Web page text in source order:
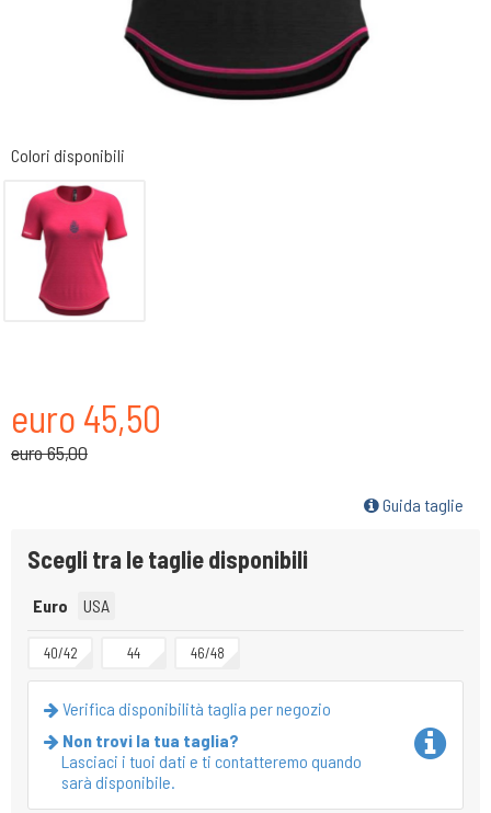
Colori disponibili
euro 45,50
euro 65,00
Guida taglie
Scegli tra le taglie disponibili
Euro USA
40/42 44 46/48
Verifica disponibilità taglia per negozio
Non trovi la tua taglia?
Lasciaci i tuoi dati e ti contatteremo quando
sarà disponibile.